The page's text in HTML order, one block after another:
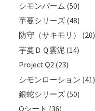
シモンバーム (50)
芋蔓シリーズ (48)
防守（サキモリ） (20)
芋蔓ＤＱ雲泥 (14)
Project Q2 (23)
シモンローション (41)
銀蛇シリーズ (50)
Qシート (36)